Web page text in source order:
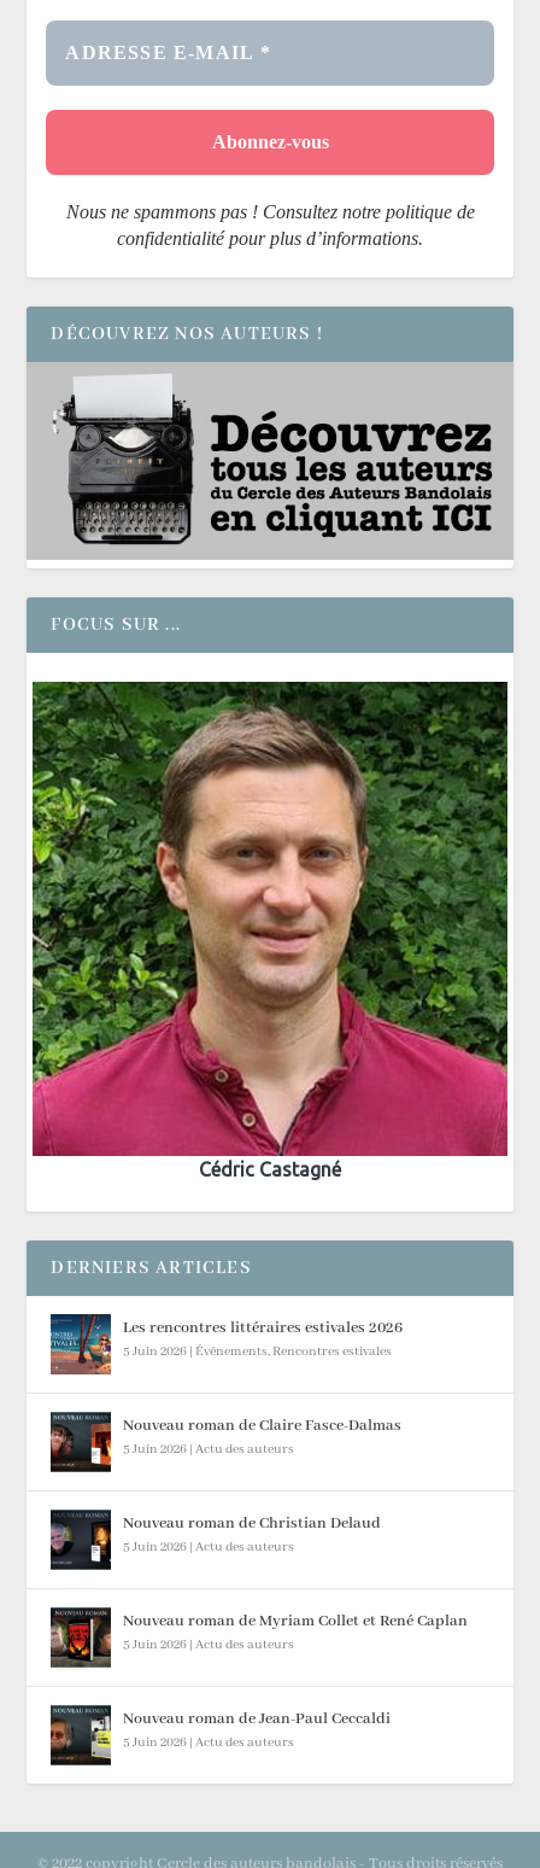
Nous ne spammons pas ! Consultez notre politique de
confidentialité pour plus d’informations.
DÉCOUVREZ NOS AUTEURS !
FOCUS SUR ...
Cédric Castagné
DERNIERS ARTICLES
Les rencontres littéraires estivales 2026
5 Juin 2026 | Événements, Rencontres estivales
Nouveau roman de Claire Fasce-Dalmas
5 Juin 2026 |Actu des auteurs
Nouveau roman de Christian Delaud
5 Juin 2026 |Actu des auteurs
Nouveau roman de Myriam Collet et René Caplan
5 Juin 2026 |Actu des auteurs
Nouveau roman de Jean-Paul Ceccaldi
5 Juin 2026 |Actu des auteurs
© 2022 copyright Cercle des auteurs bandolais - Tous droits réservés